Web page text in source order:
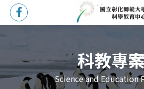
科教專
Science and Education